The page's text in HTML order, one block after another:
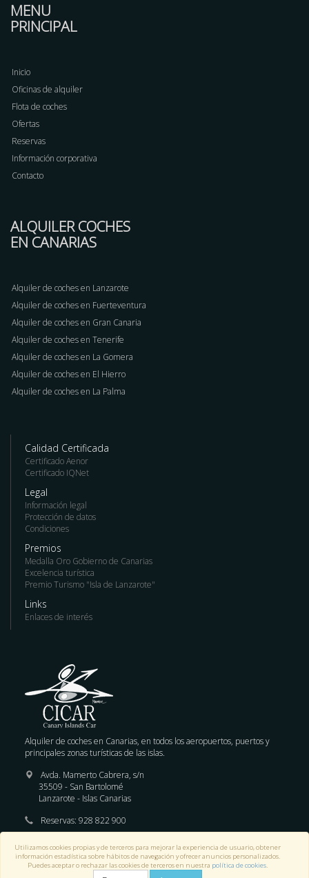
MENU
PRINCIPAL
Inicio
Oficinas de alquiler
Flota de coches
Ofertas
Reservas
Información corporativa
Contacto
ALQUILER COCHES
EN CANARIAS
Alquiler de coches en Lanzarote
Alquiler de coches en Fuerteventura
Alquiler de coches en Gran Canaria
Alquiler de coches en Tenerife
Alquiler de coches en La Gomera
Alquiler de coches en El Hierro
Alquiler de coches en La Palma
Calidad Certificada
Certificado Aenor
Certificado IQNet
Legal
Información legal
Protección de datos
Condiciones
Premios
Medalla Oro Gobierno de Canarias
Excelencia turística
Premio Turismo "Isla de Lanzarote"
Links
Enlaces de interés
Alquiler de coches en Canarias, en todos los aeropuertos, puertos y
principales zonas turísticas de las islas.
Avda. Mamerto Cabrera, s/n
35509 - San Bartolomé
Lanzarote - Islas Canarias
Reservas: 928 822 900
E-mail :
reservas@cicar.com
© 2018 - Todos los derechos reservados.
Utilizamos cookies propias y de terceros para mejorar la experiencia de usuario, obtener
información estadística sobre hábitos de navegación y ofrecer anuncios personalizados.
Puedes aceptar o rechazar las cookies de terceros en nuestra política de cookies.